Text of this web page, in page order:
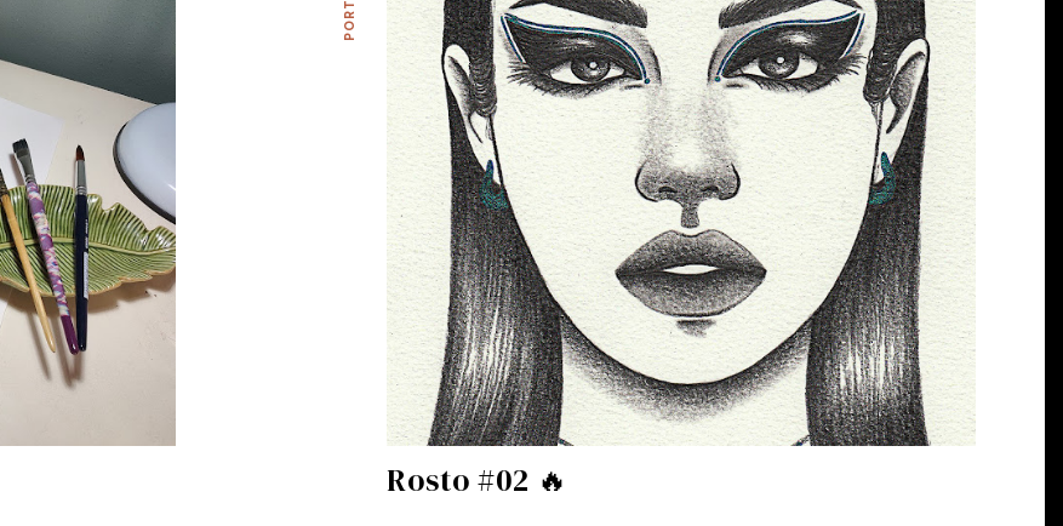
Rosto #02 🔥